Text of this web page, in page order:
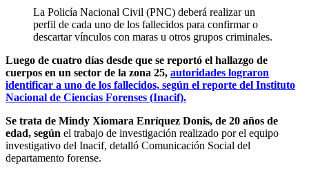
La Policía Nacional Civil (PNC) deberá realizar un
perfil de cada uno de los fallecidos para confirmar o
descartar vínculos con maras u otros grupos criminales.
Luego de cuatro días desde que se reportó el hallazgo de
cuerpos en un sector de la zona 25, autoridades lograron
identificar a uno de los fallecidos, según el reporte del Instituto
Nacional de Ciencias Forenses (Inacif).
Se trata de Mindy Xiomara Enríquez Donis, de 20 años de
edad, según el trabajo de investigación realizado por el equipo
investigativo del Inacif, detalló Comunicación Social del
departamento forense.